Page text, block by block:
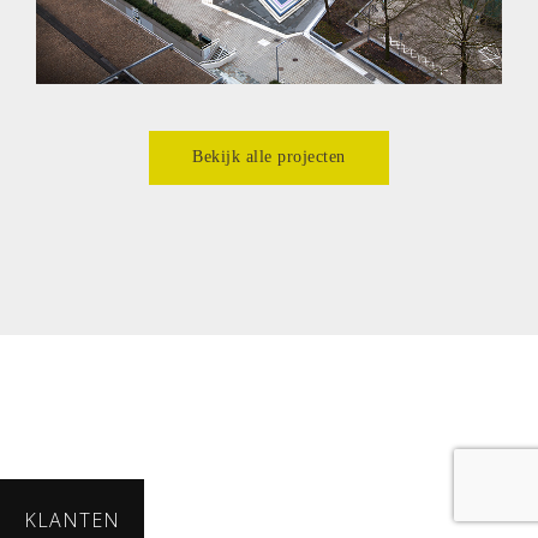
Bekijk alle projecten
KLANTEN